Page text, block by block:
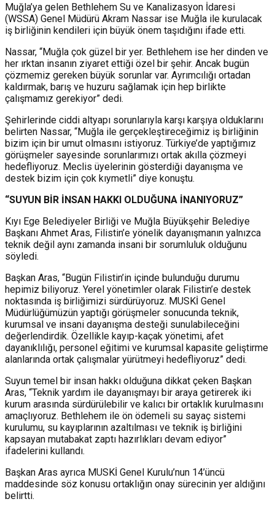
Muğla’ya gelen Bethlehem Su ve Kanalizasyon İdaresi
(WSSA) Genel Müdürü Akram Nassar ise Muğla ile kurulacak
iş birliğinin kendileri için büyük önem taşıdığını ifade etti.
Nassar, “Muğla çok güzel bir yer. Bethlehem ise her dinden ve
her ırktan insanın ziyaret ettiği özel bir şehir. Ancak bugün
çözmemiz gereken büyük sorunlar var. Ayrımcılığı ortadan
kaldırmak, barış ve huzuru sağlamak için hep birlikte
çalışmamız gerekiyor” dedi.
Şehirlerinde ciddi altyapı sorunlarıyla karşı karşıya olduklarını
belirten Nassar, “Muğla ile gerçekleştireceğimiz iş birliğinin
bizim için bir umut olmasını istiyoruz. Türkiye’de yaptığımız
görüşmeler sayesinde sorunlarımızı ortak akılla çözmeyi
hedefliyoruz. Meclis üyelerinin gösterdiği dayanışma ve
destek bizim için çok kıymetli” diye konuştu.
“SUYUN BİR İNSAN HAKKI OLDUĞUNA İNANIYORUZ”
Kıyı Ege Belediyeler Birliği ve Muğla Büyükşehir Belediye
Başkanı Ahmet Aras, Filistin’e yönelik dayanışmanın yalnızca
teknik değil aynı zamanda insani bir sorumluluk olduğunu
söyledi.
Başkan Aras, “Bugün Filistin’in içinde bulunduğu durumu
hepimiz biliyoruz. Yerel yönetimler olarak Filistin’e destek
noktasında iş birliğimizi sürdürüyoruz. MUSKİ Genel
Müdürlüğümüzün yaptığı görüşmeler sonucunda teknik,
kurumsal ve insani dayanışma desteği sunulabileceğini
değerlendirdik. Özellikle kayıp-kaçak yönetimi, afet
dayanıklılığı, personel eğitimi ve kurumsal kapasite geliştirme
alanlarında ortak çalışmalar yürütmeyi hedefliyoruz” dedi.
Suyun temel bir insan hakkı olduğuna dikkat çeken Başkan
Aras, “Teknik yardım ile dayanışmayı bir araya getirerek iki
kurum arasında sürdürülebilir ve kalıcı bir ortaklık kurulmasını
amaçlıyoruz. Bethlehem ile ön ödemeli su sayaç sistemi
kurulumu, su kayıplarının azaltılması ve teknik iş birliğini
kapsayan mutabakat zaptı hazırlıkları devam ediyor”
ifadelerini kullandı.
Başkan Aras ayrıca MUSKİ Genel Kurulu’nun 14’üncü
maddesinde söz konusu ortaklığın onay sürecinin yer aldığını
belirtti.